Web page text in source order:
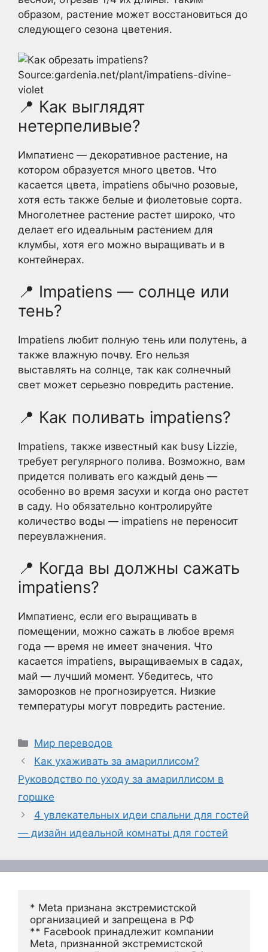
образом, растение может восстановиться до
следующего сезона цветения.
Source:gardenia.net/plant/impatiens-divine-
violet
📍 Как выглядят
нетерпеливые?
Импатиенс — декоративное растение, на
котором образуется много цветов. Что
касается цвета, impatiens обычно розовые,
хотя есть также белые и фиолетовые сорта.
Многолетнее растение растет широко, что
делает его идеальным растением для
клумбы, хотя его можно выращивать и в
контейнерах.
📍 Impatiens — солнце или
тень?
Impatiens любит полную тень или полутень, а
также влажную почву. Его нельзя
выставлять на солнце, так как солнечный
свет может серьезно повредить растение.
📍 Как поливать impatiens?
Impatiens, также известный как busy Lizzie,
требует регулярного полива. Возможно, вам
придется поливать его каждый день —
особенно во время засухи и когда оно растет
в саду. Но обязательно контролируйте
количество воды — impatiens не переносит
переувлажнения.
📍 Когда вы должны сажать
impatiens?
Импатиенс, если его выращивать в
помещении, можно сажать в любое время
года — время не имеет значения. Что
касается impatiens, выращиваемых в садах,
май — лучший момент. Убедитесь, что
заморозков не прогнозируется. Низкие
температуры могут повредить растение.
Рубрики
Мир переводов
Как ухаживать за амариллисом?
Руководство по уходу за амариллисом в
горшке
4 увлекательных идеи спальни для гостей
— дизайн идеальной комнаты для гостей
* Meta признана экстремистской
организацией и запрещена в РФ
** Facebook принадлежит компании
Meta, признанной экстремистской